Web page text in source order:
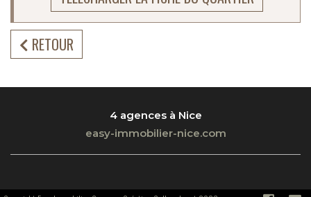
RETOUR
4 agences à Nice
easy-immobilier-nice.com